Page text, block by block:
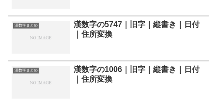
漢数字まとめ
漢数字の5747｜旧字｜縦書き｜日付
｜住所変換
漢数字まとめ
漢数字の1006｜旧字｜縦書き｜日付
｜住所変換